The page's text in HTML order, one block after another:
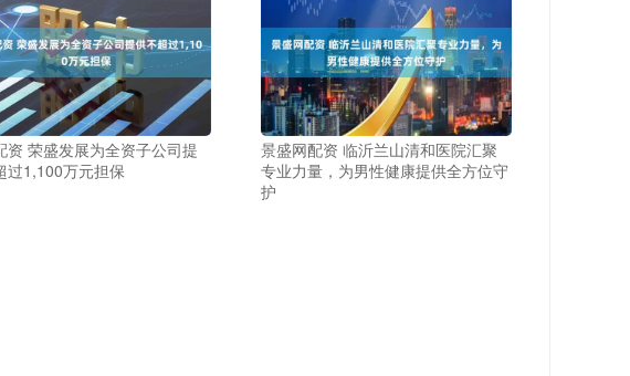
资 荣盛发展为全资子公司提
过1,100万元担保
景盛网配资 临沂兰山清和医院汇聚
专业力量，为男性健康提供全方位守
护